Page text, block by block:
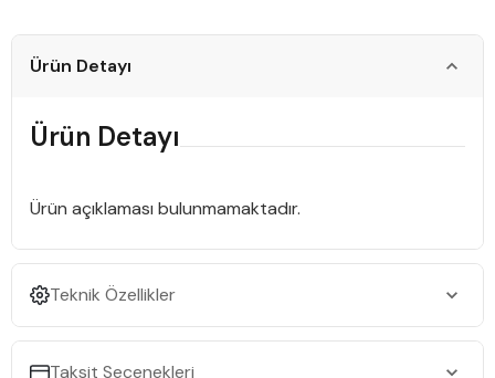
Ürün Detayı
Ürün Detayı
Ürün açıklaması bulunmamaktadır.
Teknik Özellikler
Taksit Seçenekleri